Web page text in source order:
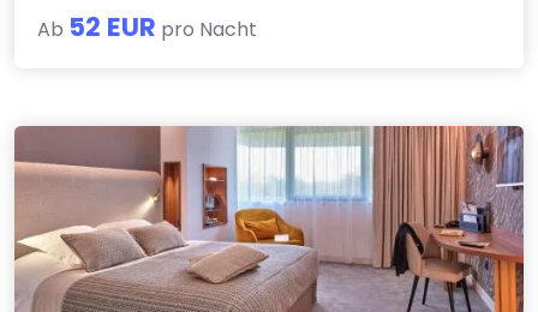
Ab 52 EUR pro Nacht